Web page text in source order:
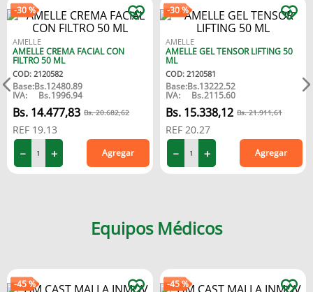
-30 %
AMELLE
AMELLE CREMA FACIAL CON
FILTRO 50 ML
COD: 2120582
Base:Bs.12480.89
IVA: Bs.1996.94
14.477,83 20.682,62
REF 19.13
＋
－ Agregar
-30 %
AMELLE
AMELLE GEL TENSOR LIFTING 50
ML
COD: 2120581
Base:Bs.13222.52
IVA: Bs.2115.60
15.338,12 21.911,61
REF 20.27
＋
－ Agregar
Equipos Médicos
-45 % -45 %